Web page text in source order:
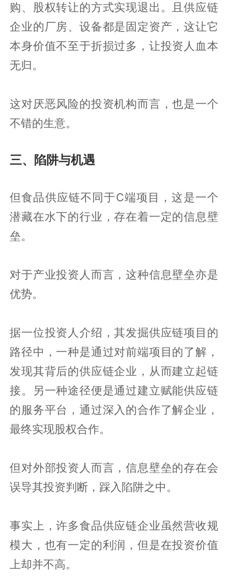
购、股权转让的方式实现退出。且供应链
企业的厂房、设备都是固定资产，这让它
本身价值不至于折损过多，让投资人血本
无归。
这对厌恶风险的投资机构而言，也是一个
不错的生意。
三、陷阱与机遇
但食品供应链不同于C端项目，这是一个
潜藏在水下的行业，存在着一定的信息壁
垒。
对于产业投资人而言，这种信息壁垒亦是
优势。
据一位投资人介绍，其发掘供应链项目的
路径中，一种是通过对前端项目的了解，
发现其背后的供应链企业，从而建立起链
接。另一种途径便是通过建立赋能供应链
的服务平台，通过深入的合作了解企业，
最终实现股权合作。
但对外部投资人而言，信息壁垒的存在会
误导其投资判断，踩入陷阱之中。
事实上，许多食品供应链企业虽然营收规
模大，也有一定的利润，但是在投资价值
上却并不高。